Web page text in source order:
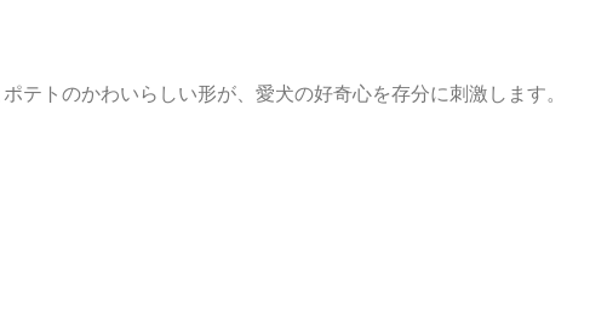
トのかわいらしい形が、愛犬の好奇心を存分に刺激します。